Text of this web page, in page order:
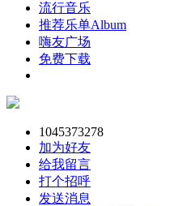
流行音乐
推荐乐单Album
嗨友广场
免费下载
1045373278
加为好友
给我留言
打个招呼
发送消息